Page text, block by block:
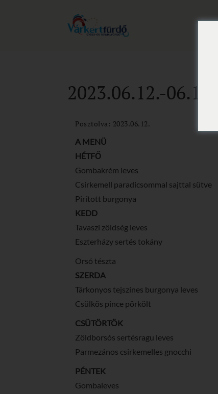
2023.06.12.-06.18.
Posztolva: 2023.06.12.
A MENÜ
HÉTFŐ
Gombakrém leves
Csirkemell paradicsommal sajttal sütve
Pirított burgonya
KEDD
Tavaszi zöldség leves
Eszterházy sertés tokány
Orsó tészta
SZERDA
Tárkonyos tejszínes burgonya leves
Csülkös pince pörkölt
CSÜTÖRTÖK
Zöldborsós sertésragu leves
Parmezános csirkemelles gnocchi
PÉNTEK
Gombaleves